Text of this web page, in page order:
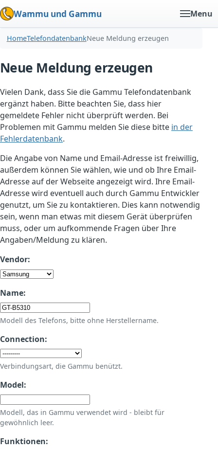
Wammu und Gammu Menu
HomeTelefondatenbankNeue Meldung erzeugen
Neue Meldung erzeugen
Vielen Dank, dass Sie die Gammu Telefondatenbank
ergänzt haben. Bitte beachten Sie, dass hier
gemeldete Fehler nicht überprüft werden. Bei
Problemen mit Gammu melden Sie diese bitte in der
Fehlerdatenbank.
Die Angabe von Name und Email-Adresse ist freiwillig,
außerdem können Sie wählen, wie und ob Ihre Email-
Adresse auf der Webseite angezeigt wird. Ihre Email-
Adresse wird eventuell auch durch Gammu Entwickler
genutzt, um Sie zu kontaktieren. Dies kann notwendig
sein, wenn man etwas mit diesem Gerät überprüfen
muss, oder um aufkommende Fragen über Ihre
Angaben/Meldung zu klären.
Vendor:
Name:
Modell des Telefons, bitte ohne Herstellername.
Connection:
Verbindungsart, die Gammu benützt.
Model:
Modell, das in Gammu verwendet wird - bleibt für
gewöhnlich leer.
Funktionen: